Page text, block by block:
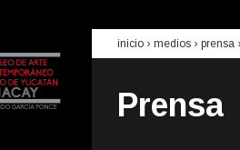
inicio › medios › prensa
Prensa